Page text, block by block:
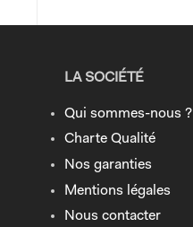
LA SOCIÉTÉ
Qui sommes-nous ?
Charte Qualité
Nos garanties
Mentions légales
Nous contacter